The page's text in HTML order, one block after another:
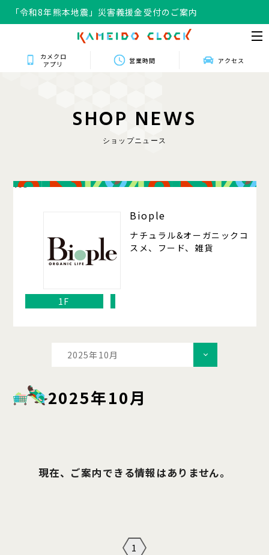
「令和8年熊本地震」災害義援金受付のご案内
カメクロ
アプリ
営業時間 アクセス
SHOP NEWS
ショップニュース
105
Biople
ナチュラル&オーガニックコ
スメ、フード、雑貨
1F
2025年10月
2025年10月
現在、ご案内できる情報はありません。
1